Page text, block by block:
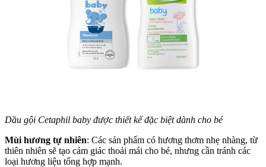
Dầu gội Cetaphil baby được thiết kế đặc biệt dành cho bé
Mùi hương tự nhiên: Các sản phẩm có hương thơm nhẹ nhàng, từ
thiên nhiên sẽ tạo cảm giác thoải mái cho bé, nhưng cần tránh các
loại hương liệu tổng hợp mạnh.